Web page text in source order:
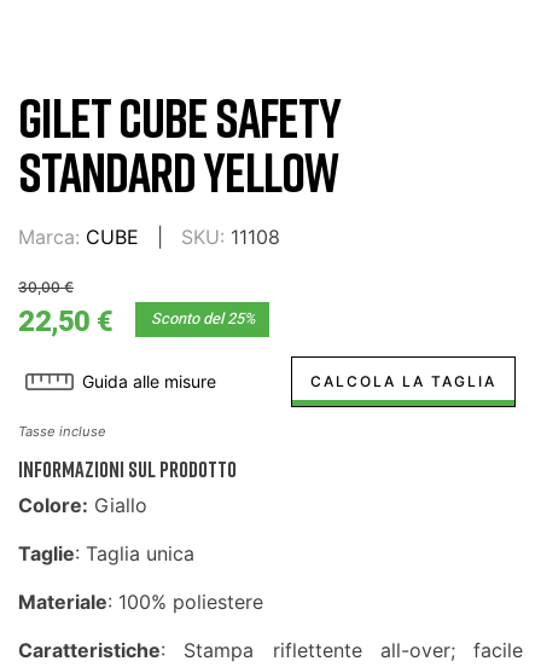
GILET CUBE SAFETY
STANDARD YELLOW
Marca: CUBE SKU: 11108
30,00 €
22,50 € Sconto del 25%
Guida alle misure CALCOLA LA TAGLIA
Tasse incluse
INFORMAZIONI SUL PRODOTTO
Colore: Giallo
Taglie: Taglia unica
Materiale: 100% poliestere
Caratteristiche: Stampa riflettente all-over; facile